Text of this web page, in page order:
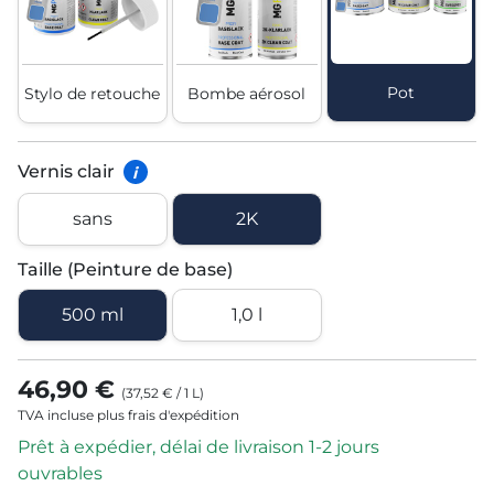
Stylo de retouche Bombe aérosol Pot
Vernis clair i
sans 2K
Taille (Peinture de base)
500 ml 1,0 l
46,90 € (37,52 € /1 L )
TVA incluse plus frais d'expédition
Prêt à expédier, délai de livraison 1-2 jours
ouvrables